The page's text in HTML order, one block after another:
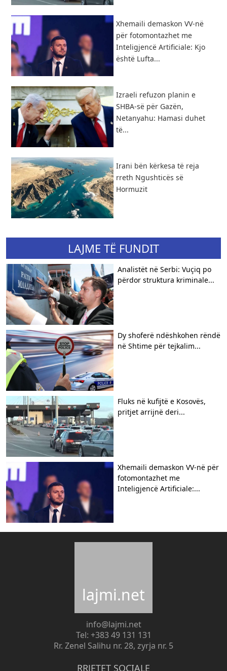
Xhemaili demaskon VV-në
për fotomontazhet me
Inteligjencë Artificiale: Kjo
është Lufta...
Izraeli refuzon planin e
SHBA-së për Gazën,
Netanyahu: Hamasi duhet
të...
​Irani bën kërkesa të reja
rreth Ngushticës së
Hormuzit
LAJME TË FUNDIT
Analistët në Serbi: Vuçiq po
përdor struktura kriminale...
Dy shoferë ndëshkohen rëndë
në Shtime për tejkalim...
Fluks në kufijtë e Kosovës,
pritjet arrijnë deri...
Xhemaili demaskon VV-në për
fotomontazhet me
Inteligjencë Artificiale:...
lajmi.net
info@lajmi.net
Tel: +383 49 131 131
Rr. Zenel Salihu nr. 28, zyrja nr. 5
RRJETET SOCIALE